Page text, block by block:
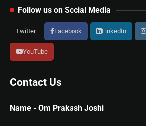
Follow us on Social Media
Twitter Facebook LinkedIn
YouTube
Contact Us
Name - Om Prakash Joshi